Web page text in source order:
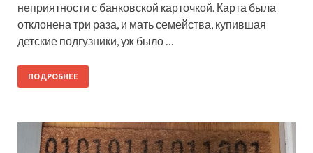
неприятности с банковской карточкой. Карта была
отклонена три раза, и мать семейства, купившая
детские подгузники, уж было …
ПОДРОБНЕЕ